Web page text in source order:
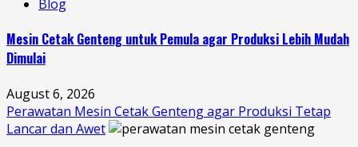
Blog
Mesin Cetak Genteng untuk Pemula agar Produksi Lebih Mudah
Dimulai
August 6, 2026
Perawatan Mesin Cetak Genteng agar Produksi Tetap
Lancar dan Awet